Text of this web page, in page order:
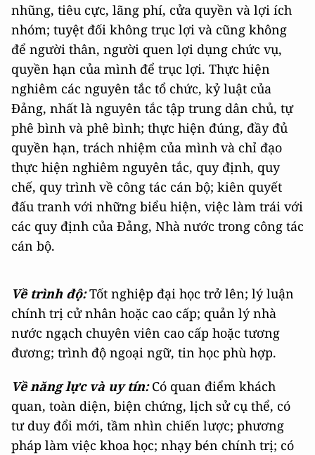
nhũng, tiêu cực, lãng phí, cửa quyền và lợi ích
nhóm; tuyệt đối không trục lợi và cũng không
để người thân, người quen lợi dụng chức vụ,
quyền hạn của mình để trục lợi. Thực hiện
nghiêm các nguyên tắc tổ chức, kỷ luật của
Đảng, nhất là nguyên tắc tập trung dân chủ, tự
phê bình và phê bình; thực hiện đúng, đầy đủ
quyền hạn, trách nhiệm của mình và chỉ đạo
thực hiện nghiêm nguyên tắc, quy định, quy
chế, quy trình về công tác cán bộ; kiên quyết
đấu tranh với những biểu hiện, việc làm trái với
các quy định của Đảng, Nhà nước trong công tác
cán bộ.
Về trình độ: Tốt nghiệp đại học trở lên; lý luận
chính trị cử nhân hoặc cao cấp; quản lý nhà
nước ngạch chuyên viên cao cấp hoặc tương
đương; trình độ ngoại ngữ, tin học phù hợp.
Về năng lực và uy tín:Có quan điểm khách
quan, toàn diện, biện chứng, lịch sử cụ thể, có
tư duy đổi mới, tầm nhìn chiến lược; phương
pháp làm việc khoa học; nhạy bén chính trị; có